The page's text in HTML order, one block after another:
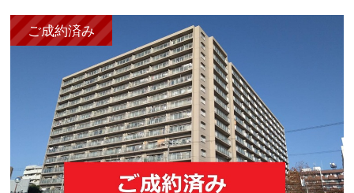
ご成約済み